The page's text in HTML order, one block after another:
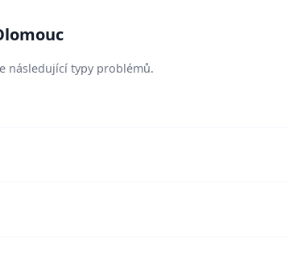
následující typy problémů.